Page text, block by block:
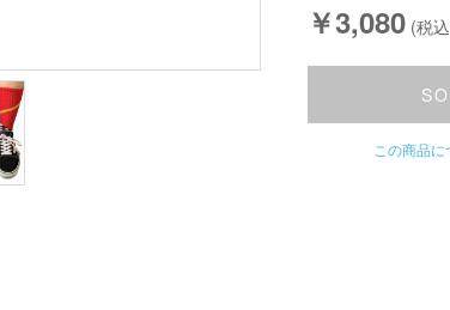
￥3,080 (税
この商品